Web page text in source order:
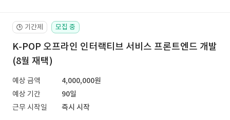
🕒 기간제 모집 중
K-POP 오프라인 인터랙티브 서비스 프론트엔드 개발
(8월 재택)
예상 금액
4,000,000원
예상 기간
90일
근무 시작일
즉시 시작